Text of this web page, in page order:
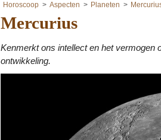
Horoscoop Aspecten Planeten
Mercurius
Kenmerkt ons intellect en het vermogen
ontwikkeling.